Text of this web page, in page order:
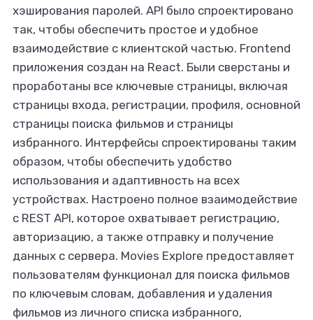
хэширования паролей. API было спроектировано
так, чтобы обеспечить простое и удобное
взаимодействие с клиентской частью. Frontend
приложения создан на React. Были сверстаны и
проработаны все ключевые страницы, включая
страницы входа, регистрации, профиля, основной
страницы поиска фильмов и страницы
избранного. Интерфейсы спроектированы таким
образом, чтобы обеспечить удобство
использования и адаптивность на всех
устройствах. Настроено полное взаимодействие
с REST API, которое охватывает регистрацию,
авторизацию, а также отправку и получение
данных с сервера. Movies Explore предоставляет
пользователям функционал для поиска фильмов
по ключевым словам, добавления и удаления
фильмов из личного списка избранного,